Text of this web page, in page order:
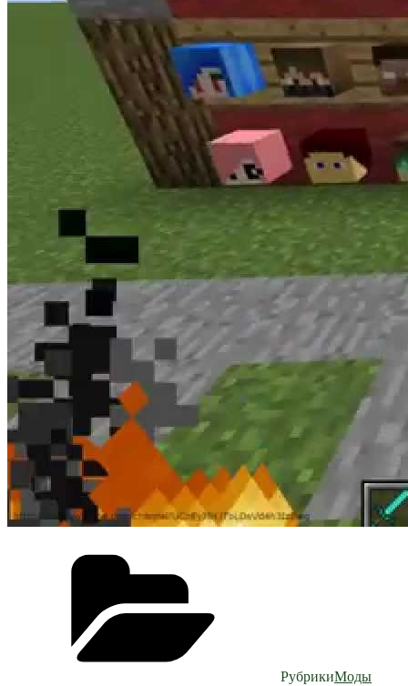
РубрикиМоды